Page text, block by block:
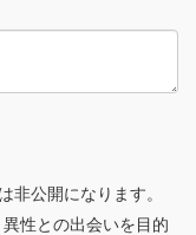
公開になります。
性との出会いを目的